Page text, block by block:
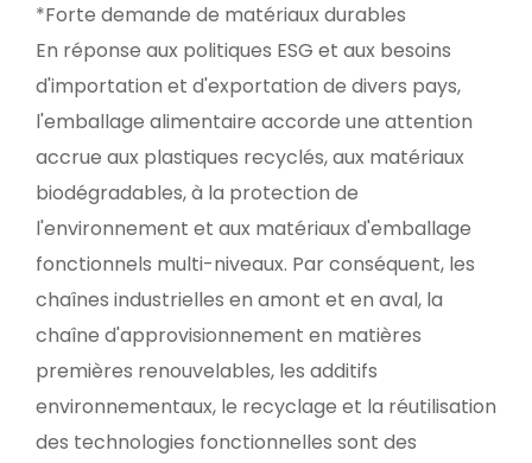
*Forte demande de matériaux durables
En réponse aux politiques ESG et aux besoins
d'importation et d'exportation de divers pays,
l'emballage alimentaire accorde une attention
accrue aux plastiques recyclés, aux matériaux
biodégradables, à la protection de
l'environnement et aux matériaux d'emballage
fonctionnels multi-niveaux. Par conséquent, les
chaînes industrielles en amont et en aval, la
chaîne d'approvisionnement en matières
premières renouvelables, les additifs
environnementaux, le recyclage et la réutilisation
des technologies fonctionnelles sont des